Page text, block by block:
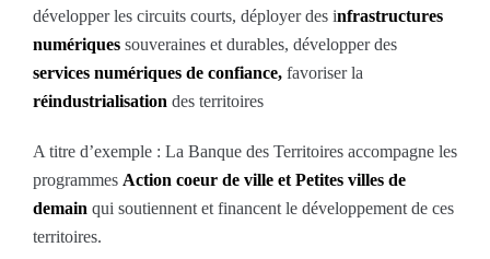
développer les circuits courts, déployer des infrastructures
numériques souveraines et durables, développer des
services numériques de confiance, favoriser la
réindustrialisation des territoires
A titre d’exemple : La Banque des Territoires accompagne les
programmes Action coeur de ville et Petites villes de
demain qui soutiennent et financent le développement de ces
territoires.